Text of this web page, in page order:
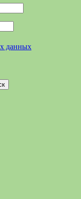
данных